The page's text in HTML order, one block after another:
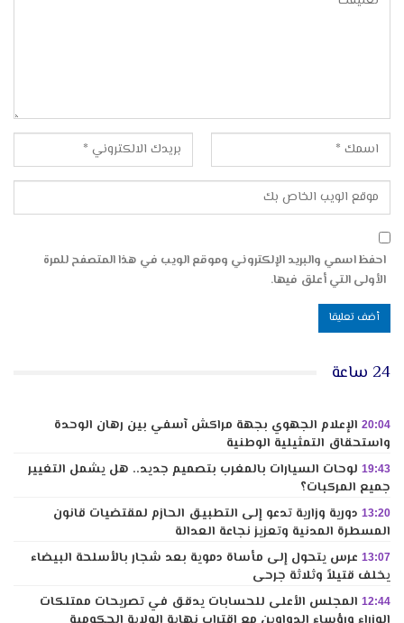
احفظ اسمي والبريد الإلكتروني وموقع الويب في هذا المتصفح للمرة
الأولى التي أعلق فيها.
24 ساعة
20:04 الإعلام الجهوي بجهة مراكش آسفي بين رهان الوحدة
واستحقاق التمثيلية الوطنية
19:43 لوحات السيارات بالمغرب بتصميم جديد.. هل يشمل التغيير
جميع المركبات؟
13:20 دورية وزارية تدعو إلى التطبيق الحازم لمقتضيات قانون
المسطرة المدنية وتعزيز نجاعة العدالة
13:07 عرس يتحول إلى مأساة دموية بعد شجار بالأسلحة البيضاء
يخلف قتيلاً وثلاثة جرحى
12:44 المجلس الأعلى للحسابات يدقق في تصريحات ممتلكات